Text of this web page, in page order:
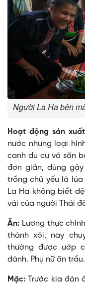
Người La Ha bên
Hoạt động sản
nước nhưng loại
canh du cư và săn
đơn giản, dùng
trồng chủ yếu là lúa
La Ha không biết
vải của người Thái
Ăn: Lương thực
thành xôi, nay
thường được ướp
dành. Phụ nữ ăn trầu.
Mặc:Trước kia đàn